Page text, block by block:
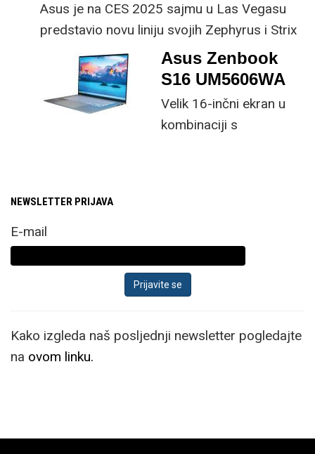
kvalitetom izrade i
odabranim
tehnologijama zaslužuju
naš ovogodišnji “Palac
gore za kupnju!”
Asus je na CES 2025 sajmu u Las Vegasu
predstavio novu liniju svojih Zephyrus i Strix
gaming laptopa u kojima se nalaze nove
GPU, u laptop izdanjima, dakako, koje su
NVIDIA i AMD također predstavili na CES-u.
Asus Zenbook
S16 UM5606WA
Velik 16-inčni ekran u
kombinaciji s
AI 300 procesor
omogućuje ovom
Asusovom king-size
izvrsne performanse,
NEWSLETTER PRIJAVA
E-mail
Kako izgleda naš posljednji newsletter pogledajte
na ovom linku.